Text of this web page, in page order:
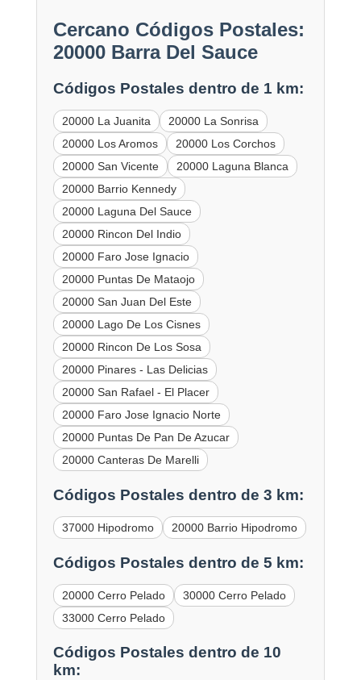
Cercano Códigos Postales:
20000 Barra Del Sauce
Códigos Postales dentro de 1 km:
20000 La Juanita
20000 La Sonrisa
20000 Los Aromos
20000 Los Corchos
20000 San Vicente
20000 Laguna Blanca
20000 Barrio Kennedy
20000 Laguna Del Sauce
20000 Rincon Del Indio
20000 Faro Jose Ignacio
20000 Puntas De Mataojo
20000 San Juan Del Este
20000 Lago De Los Cisnes
20000 Rincon De Los Sosa
20000 Pinares - Las Delicias
20000 San Rafael - El Placer
20000 Faro Jose Ignacio Norte
20000 Puntas De Pan De Azucar
20000 Canteras De Marelli
Códigos Postales dentro de 3 km:
37000 Hipodromo 20000 Barrio Hipodromo
Códigos Postales dentro de 5 km:
20000 Cerro Pelado
30000 Cerro Pelado
33000 Cerro Pelado
Códigos Postales dentro de 10
km: